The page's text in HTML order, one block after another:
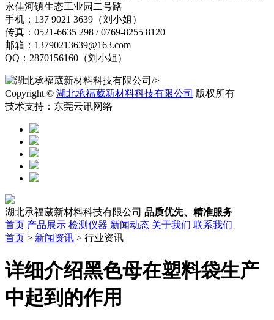
永佳河镇生态工业园二号路
手机：137 9021 3639（刘小姐）
传真：0521-6635 298 / 0769-8255 8120
邮箱：13790213639@163.com
QQ：2870156160（刘小姐）
/>
Copyright © 湖北承福葳新材料科技有限公司 版权所有
技术支持：东莞云讯网络
湖北承福葳新材料科技有限公司 品质优先、精准服务
首页 产品展示 检测仪器 新闻动态 关于我们 联系我们
首页 > 新闻资讯 > 行业资讯
详细介绍黑色母在塑料袋生产
中起到的作用